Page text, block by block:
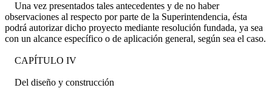
Una vez presentados tales antecedentes y de no haber
observaciones al respecto por parte de la Superintendencia, ésta
podrá autorizar dicho proyecto mediante resolución fundada, ya sea
con un alcance específico o de aplicación general, según sea el caso.
CAPÍTULO IV
Del diseño y construcción